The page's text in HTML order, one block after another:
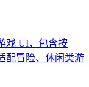
戏 UI，包含按
配冒险、休闲类游